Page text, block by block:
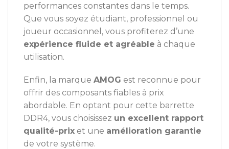
performances constantes dans le temps.
Que vous soyez étudiant, professionnel ou
joueur occasionnel, vous profiterez d’une
expérience fluide et agréable à chaque
utilisation.
Enfin, la marque AMOG est reconnue pour
offrir des composants fiables à prix
abordable. En optant pour cette barrette
DDR4, vous choisissez un excellent rapport
qualité-prix et une amélioration garantie
de votre système.